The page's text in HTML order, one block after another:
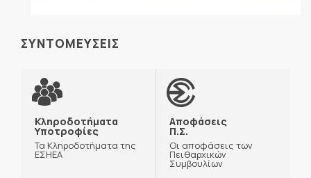
ΣΥΝΤΟΜΕΥΣΕΙΣ
Κληροδοτήματα
Υποτροφίες
Τα Κληροδοτήματα της
ΕΣΗΕΑ
Αποφάσεις
Π.Σ.
Οι αποφάσεις των
Πειθαρχικών
Συμβουλίων